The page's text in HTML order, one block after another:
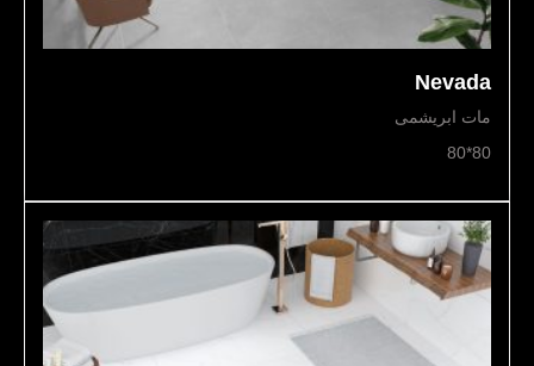
Nevada
مات ابریشمی
80*80